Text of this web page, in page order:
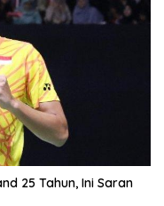
25 Tahun, Ini Saran